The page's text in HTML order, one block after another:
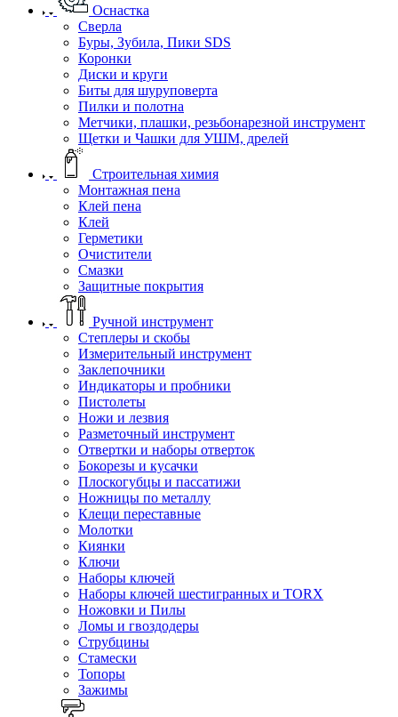
Оснастка
Сверла
Буры, Зубила, Пики SDS
Коронки
Диски и круги
Биты для шуруповерта
Пилки и полотна
Метчики, плашки, резьбонарезной инструмент
Щетки и Чашки для УШМ, дрелей
Строительная химия
Монтажная пена
Клей пена
Клей
Герметики
Очистители
Смазки
Защитные покрытия
Ручной инструмент
Степлеры и скобы
Измерительный инструмент
Заклепочники
Индикаторы и пробники
Пистолеты
Ножи и лезвия
Разметочный инструмент
Отвертки и наборы отверток
Бокорезы и кусачки
Плоскогубцы и пассатижи
Ножницы по металлу
Клещи переставные
Молотки
Киянки
Ключи
Наборы ключей
Наборы ключей шестигранных и TORX
Ножовки и Пилы
Ломы и гвоздодеры
Струбцины
Стамески
Топоры
Зажимы